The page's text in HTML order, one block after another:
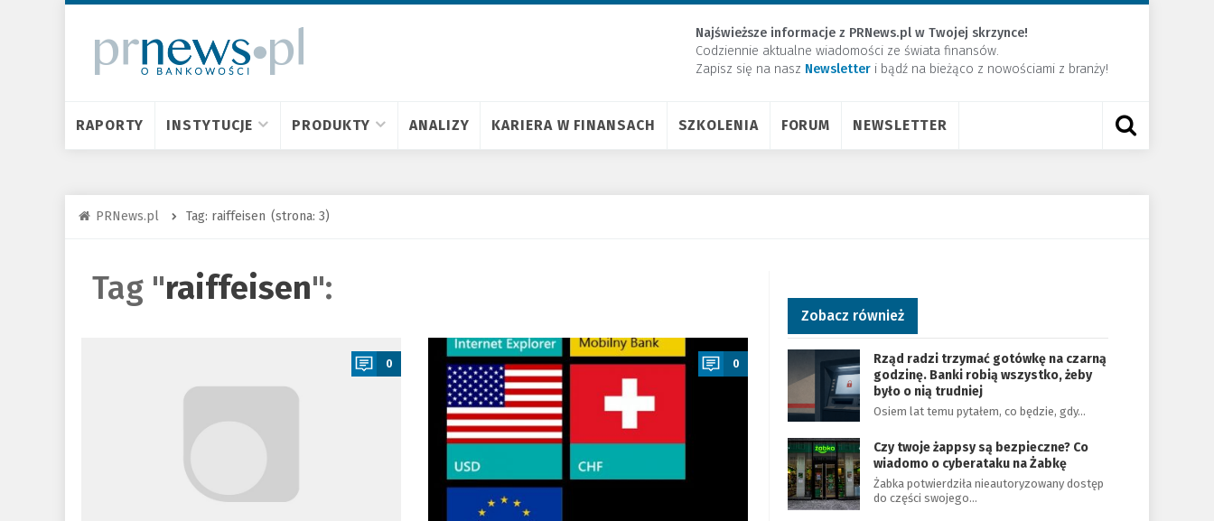
Najświeższe informacje z PRNews.pl w Twojej skrzynce!
Codziennie aktualne wiadomości ze świata finansów.
Zapisz się na nasz Newsletter ​i bądź na bieżąco z nowościami z branży!
RAPORTY INSTYTUCJE PRODUKTY ANALIZY KARIERA W FINANSACH SZKOLENIA FORUM NEWSLETTER
PRNews.pl Tag: raiffeisen (strona: 3)
Tag "raiffeisen":
0
a
0
Zobacz również
Rząd radzi trzymać gotówkę na czarną
godzinę. Banki robią wszystko, żeby
było o nią trudniej
Osiem lat temu pytałem, co będzie, gdy…
Czy twoje żappsy są bezpieczne? Co
wiadomo o cyberataku na Żabkę
Żabka potwierdziła nieautoryzowany dostęp
do części swojego…